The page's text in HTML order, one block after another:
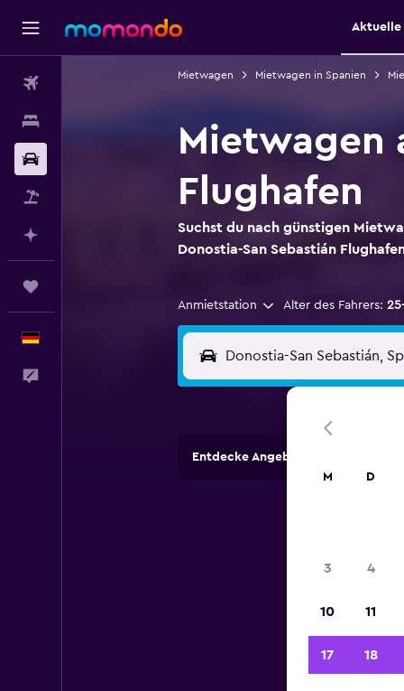
Aktuelle
Mietwagen Mietwagen in Spanien
Mietwagen
Flughafen
Suchst du nach günstigen
Donostia-San Sebastián
Anmietstation Alter des Fahrers:
Entdecke Angebote von
M D
3 4
10 11
17 18